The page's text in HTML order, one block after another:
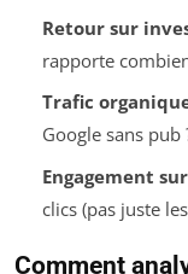
Retour sur
rapporte
Trafic
Google sans pub
Engagement
clics (pas juste
Comment